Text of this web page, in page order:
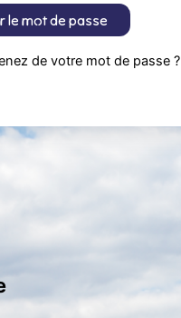
le mot de passe
de votre mot de passe ?